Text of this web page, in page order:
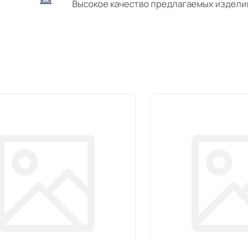
Высокое качество предлагаемых